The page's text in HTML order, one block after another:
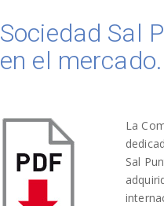
Sociedad Sal
en el mercado.
La
Sal